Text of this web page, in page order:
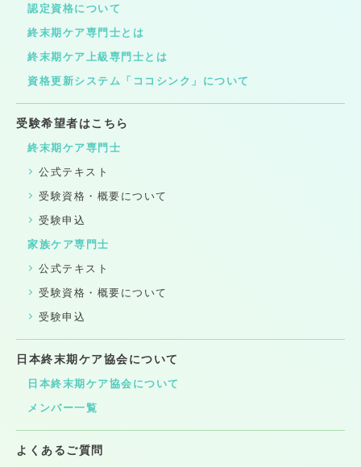
認定資格について
終末期ケア専門士とは
終末期ケア上級専門士とは
資格更新システム「ココシンク」について
受験希望者はこちら
終末期ケア専門士
公式テキスト
受験資格・概要について
受験申込
家族ケア専門士
公式テキスト
受験資格・概要について
受験申込
日本終末期ケア協会について
日本終末期ケア協会について
メンバー一覧
よくあるご質問